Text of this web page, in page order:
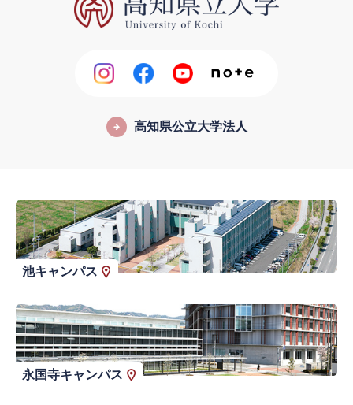
高知県公立大学法人
池キャンパス
永国寺キャンパス